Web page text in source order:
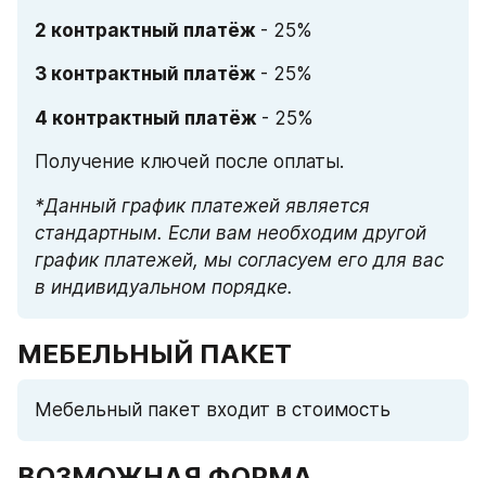
2 контрактный платёж - 25%
3 контрактный платёж - 25%
4 контрактный платёж - 25%
Получение ключей после оплаты.
*Данный график платежей является
стандартным. Если вам необходим другой
график платежей, мы согласуем его для вас
в индивидуальном порядке.
МЕБЕЛЬНЫЙ ПАКЕТ
Мебельный пакет входит в стоимость